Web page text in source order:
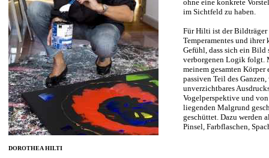
DOROTHEA HILTI
ohne eine konkrete
im Sichtfeld zu haben.
Für Hilti ist der Bildträger
Temperamentes und ihrer
Gefühl, dass sich ein Bild
verborgenen Logik folgt.
meinem gesamten
passiven Teil des
unverzichtbares
Vogelperspektive und
liegenden Malgrund
geschüttet. Dazu werden
Pinsel, Farbflaschen,